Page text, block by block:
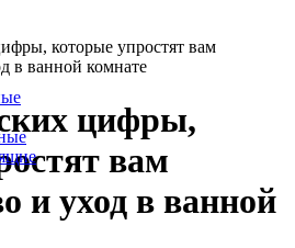
которые упростят вам
в ванной комнате
цифры,
вам
и уход в ванной